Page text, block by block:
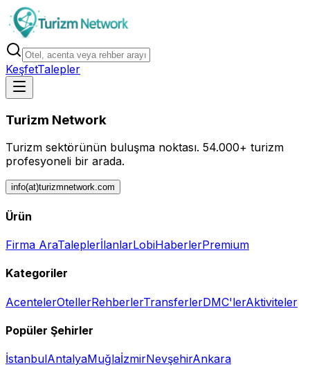
KeşfetTalepler
Turizm Network
Turizm sektörünün buluşma noktası. 54.000+ turizm
profesyoneli bir arada.
info(at)turizmnetwork.com
Ürün
Firma AraTaleplerİlanlarLobiHaberlerPremium
Kategoriler
AcentelerOtellerRehberlerTransferlerDMC'lerAktiviteler
Popüler Şehirler
İstanbulAntalyaMuğlaİzmirNevşehirAnkara